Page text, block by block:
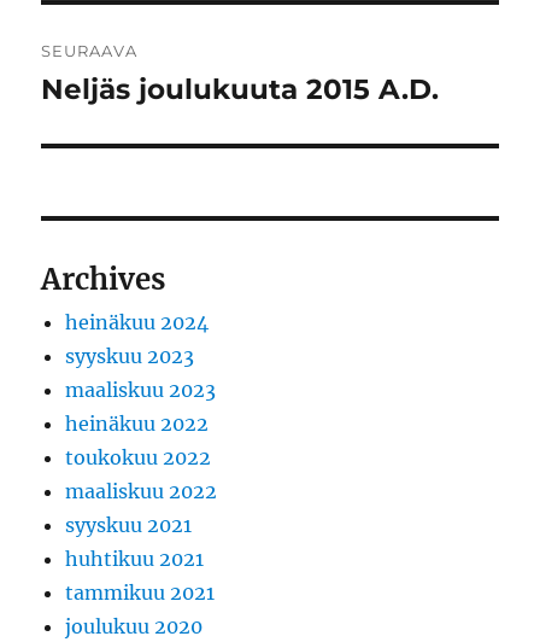
SEURAAVA
Seuraava
Neljäs joulukuuta 2015 A.D.
Archives
heinäkuu 2024
syyskuu 2023
maaliskuu 2023
heinäkuu 2022
toukokuu 2022
maaliskuu 2022
syyskuu 2021
huhtikuu 2021
tammikuu 2021
joulukuu 2020